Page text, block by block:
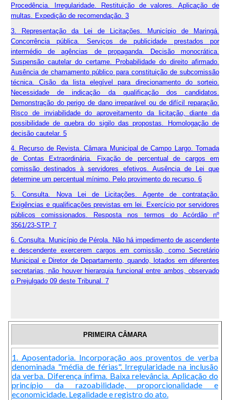
Procedência. Irregularidade. Restituição de valores. Aplicação de
multas. Expedição de recomendação. 3
3. Representação da Lei de Licitações. Município de Maringá.
Concorrência pública. Serviços de publicidade prestados por
intermédio de agências de propaganda. Decisão monocrática.
Suspensão cautelar do certame. Probabilidade do direito afirmado.
Ausência de chamamento público para constituição de subcomissão
técnica. Cisão da lista elegível para direcionamento do sorteio.
Necessidade de indicação da qualificação dos candidatos.
Demonstração do perigo de dano irreparável ou de difícil reparação.
Risco de inviabilidade do aproveitamento da licitação, diante da
possibilidade de quebra do sigilo das propostas. Homologação de
decisão cautelar. 5
4. Recurso de Revista. Câmara Municipal de Campo Largo. Tomada
de Contas Extraordinária. Fixação de percentual de cargos em
comissão destinados à servidores efetivos. Ausência de Lei que
determine um percentual mínimo. Pelo provimento do recurso. 6
5. Consulta. Nova Lei de Licitações. Agente de contratação.
Exigências e qualificações previstas em lei. Exercício por servidores
públicos comissionados. Resposta nos termos do Acórdão nº
3561/23-STP. 7
6. Consulta. Município de Pérola. Não há impedimento de ascendente
e descendente exercerem cargos em comissão, como Secretário
Municipal e Diretor de Departamento, quando, lotados em diferentes
secretarias, não houver hierarquia funcional entre ambos, observado
o Prejulgado 09 deste Tribunal. 7
PRIMEIRA CÂMARA
1. Aposentadoria. Incorporação aos proventos de verba
denominada "média de férias". Irregularidade na inclusão
da verba. Diferença ínfima. Baixa relevância. Aplicação do
princípio da razoabilidade, proporcionalidade e
economicidade. Legalidade e registro do ato.